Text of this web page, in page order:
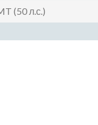
(50 л.с.)